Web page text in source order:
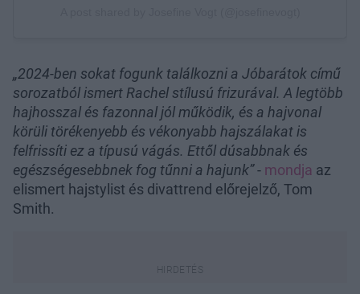
„2024-ben sokat fogunk találkozni a Jóbarátok című
sorozatból ismert Rachel stílusú frizurával. A legtöbb
hajhosszal és fazonnal jól működik, és a hajvonal
körüli törékenyebb és vékonyabb hajszálakat is
felfrissíti ez a típusú vágás. Ettől dúsabbnak és
egészségesebbnek fog tűnni a hajunk”- mondja az
elismert hajstylist és divattrend előrejelző, Tom
Smith.